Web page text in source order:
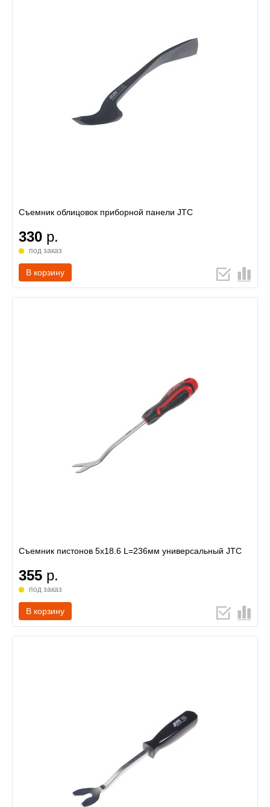
Съемник облицовок приборной панели JTC
330 р.
под заказ
В корзину
Съемник пистонов 5х18.6 L=236мм универсальный JTC
355 р.
под заказ
В корзину